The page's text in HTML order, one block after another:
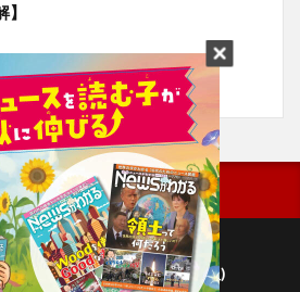
バシーポリシー(毎日新聞出版)